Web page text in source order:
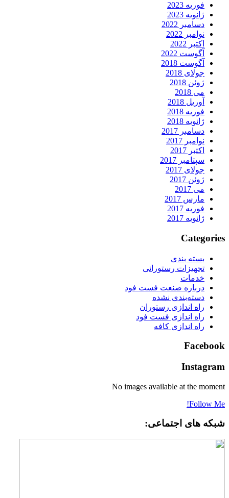
فوریه 2023
ژانویه 2023
دسامبر 2022
نوامبر 2022
اکتبر 2022
آگوست 2022
آگوست 2018
جولای 2018
ژوئن 2018
می 2018
آوریل 2018
فوریه 2018
ژانویه 2018
دسامبر 2017
نوامبر 2017
اکتبر 2017
سپتامبر 2017
جولای 2017
ژوئن 2017
می 2017
مارس 2017
فوریه 2017
ژانویه 2017
بسته بندی
تجهیزات رستورانی
خدمات
درباره صنعت فست فود
دسته‌بندی نشده
راه اندازی رستوران
راه اندازی فست فود
راه اندازی کافه
No images available at the
Follow
های اجتماعی: